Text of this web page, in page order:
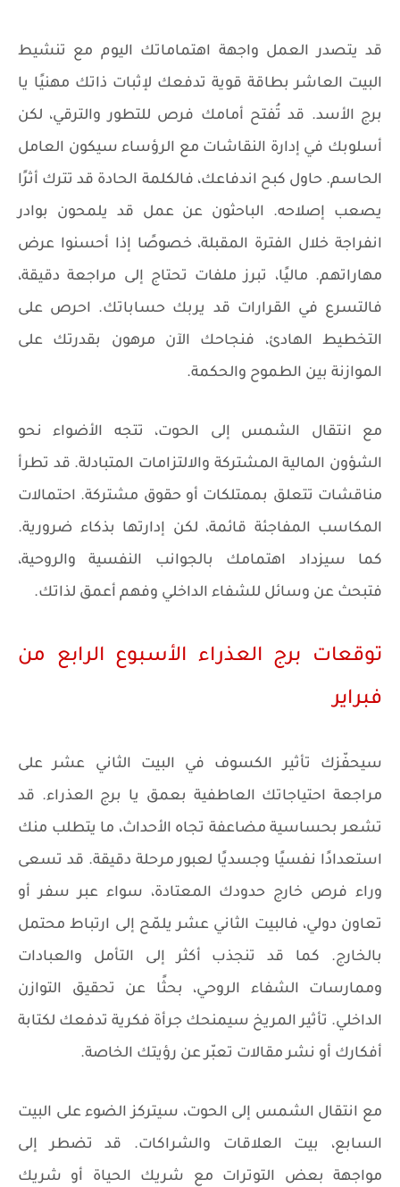
قد يتصدر العمل واجهة اهتماماتك اليوم مع تنشيط
البيت العاشر بطاقة قوية تدفعك لإثبات ذاتك مهنيًا يا
برج الأسد. قد تُفتح أمامك فرص للتطور والترقي، لكن
أسلوبك في إدارة النقاشات مع الرؤساء سيكون العامل
الحاسم. حاول كبح اندفاعك، فالكلمة الحادة قد تترك أثرًا
يصعب إصلاحه. الباحثون عن عمل قد يلمحون بوادر
انفراجة خلال الفترة المقبلة، خصوصًا إذا أحسنوا عرض
مهاراتهم. ماليًا، تبرز ملفات تحتاج إلى مراجعة دقيقة،
فالتسرع في القرارات قد يربك حساباتك. احرص على
التخطيط الهادئ، فنجاحك الآن مرهون بقدرتك على
الموازنة بين الطموح والحكمة.
مع انتقال الشمس إلى الحوت، تتجه الأضواء نحو
الشؤون المالية المشتركة والالتزامات المتبادلة. قد تطرأ
مناقشات تتعلق بممتلكات أو حقوق مشتركة. احتمالات
المكاسب المفاجئة قائمة، لكن إدارتها بذكاء ضرورية.
كما سيزداد اهتمامك بالجوانب النفسية والروحية،
فتبحث عن وسائل للشفاء الداخلي وفهم أعمق لذاتك.
توقعات برج العذراء الأسبوع الرابع من
فبراير
سيحفّزك تأثير الكسوف في البيت الثاني عشر على
مراجعة احتياجاتك العاطفية بعمق يا برج العذراء. قد
تشعر بحساسية مضاعفة تجاه الأحداث، ما يتطلب منك
استعدادًا نفسيًا وجسديًا لعبور مرحلة دقيقة. قد تسعى
وراء فرص خارج حدودك المعتادة، سواء عبر سفر أو
تعاون دولي، فالبيت الثاني عشر يلمّح إلى ارتباط محتمل
بالخارج. كما قد تنجذب أكثر إلى التأمل والعبادات
وممارسات الشفاء الروحي، بحثًا عن تحقيق التوازن
الداخلي. تأثير المريخ سيمنحك جرأة فكرية تدفعك لكتابة
أفكارك أو نشر مقالات تعبّر عن رؤيتك الخاصة.
مع انتقال الشمس إلى الحوت، سيتركز الضوء على البيت
السابع، بيت العلاقات والشراكات. قد تضطر إلى
مواجهة بعض التوترات مع شريك الحياة أو شريك